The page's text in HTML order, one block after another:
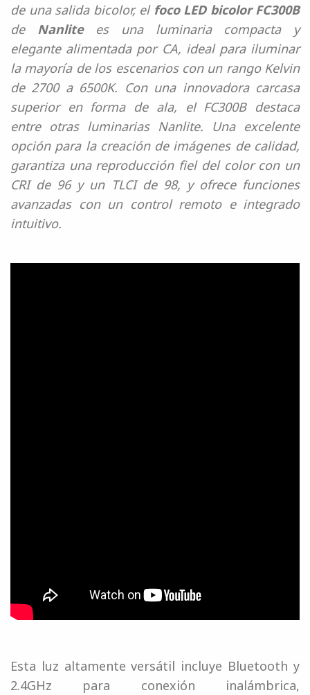
de una salida bicolor, el foco LED bicolor FC300B
de Nanlitees una luminaria compacta y
elegante alimentada por CA, ideal para iluminar
la mayoría de los escenarios con un rango Kelvin
de 2700 a 6500K. Con una innovadora carcasa
superior en forma de ala, el FC300B destaca
entre otras luminarias Nanlite. Una excelente
opción para la creación de imágenes de calidad,
garantiza una reproducción fiel del color con un
CRI de 96 y un TLCI de 98, y ofrece funciones
avanzadas con un control remoto e integrado
intuitivo.
Esta luz altamente versátil incluye Bluetooth y
2.4GHz para conexión inalámbrica,